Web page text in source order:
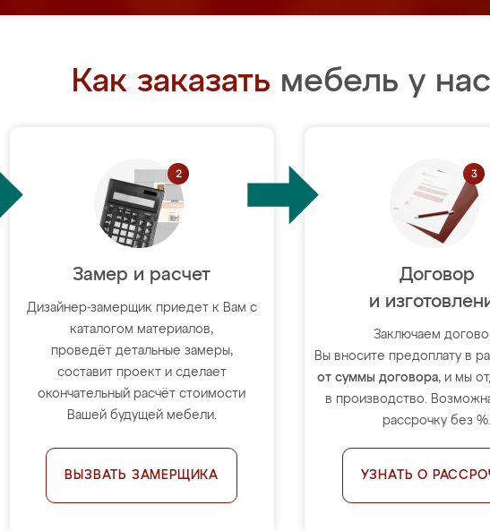
Как заказать мебель у
Замер и расчет
Дизайнер-замерщик приедет к Вам с
каталогом материалов,
проведёт детальные замеры,
составит проект и сделает
окончательный расчёт стоимости
Вашей будущей мебели.
ВЫЗВАТЬ ЗАМЕРЩИКА
Договор
и
Заключаем
Вы вносите предоплату в
от суммы договора, и мы
в производство.
рассрочку без
УЗНАТЬ О